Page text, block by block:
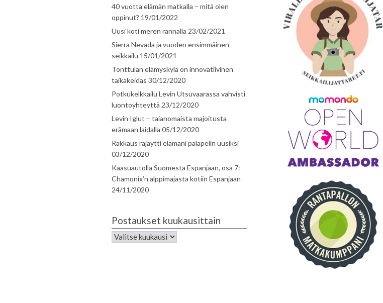
40 vuotta elämän matkalla – mitä olen
oppinut? 19/01/2022
Uusi koti meren rannalla 23/02/2021
Sierra Nevada ja vuoden ensimmäinen
seikkailu 15/01/2021
Tonttulan elämyskylä on innovatiivinen
taikakeidas 30/12/2020
Potkukelkkailu Levin Utsuvaarassa vahvisti
luontoyhteyttä 23/12/2020
Levin Iglut – taianomaista majoitusta
erämaan laidalla 05/12/2020
Rakkaus räjäytti elämäni palapelin uusiksi
03/12/2020
Kaasuautolla Suomesta Espanjaan, osa 7:
Chamonix’n alppimajasta kotiin Espanjaan
24/11/2020
Postaukset kuukausittain